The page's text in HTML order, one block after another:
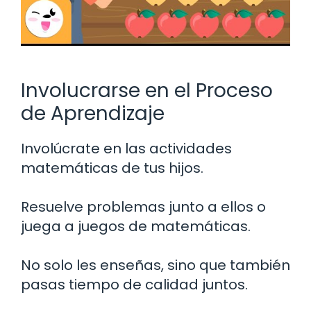
Involucrarse en el Proceso
de Aprendizaje
Involúcrate en las actividades
matemáticas de tus hijos.
Resuelve problemas junto a ellos o
juega a juegos de matemáticas.
No solo les enseñas, sino que también
pasas tiempo de calidad juntos.